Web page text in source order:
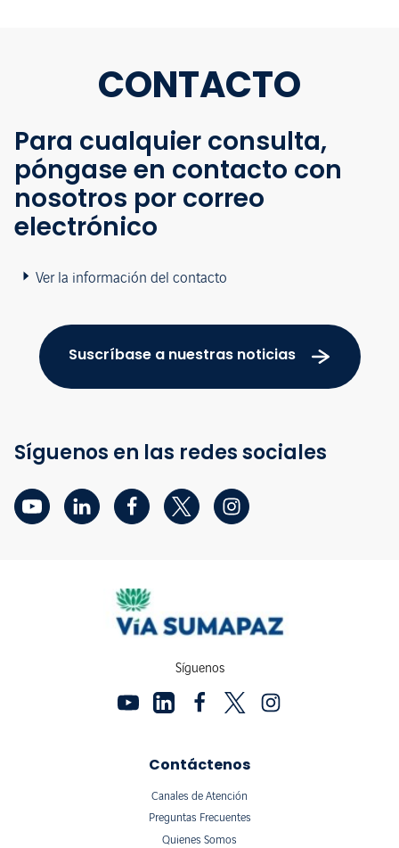
CONTACTO
Para cualquier consulta,
póngase en contacto con
nosotros por correo
electrónico
Ver la información del contacto
Suscríbase a nuestras noticias
Síguenos en las redes sociales
Síguenos
Contáctenos
Canales de Atención
Preguntas Frecuentes
Quienes Somos